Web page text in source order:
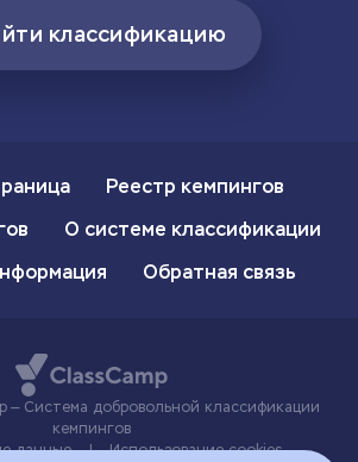
классификацию
Реестр кемпингов
О системе классификации
Обратная связь
— Система добровольной классификации
кемпингов
данные
| Использование cookies